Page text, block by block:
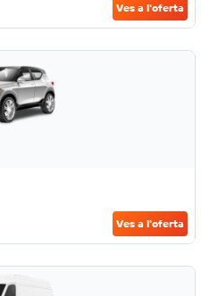
Ves a l'oferta
Ves a l'oferta